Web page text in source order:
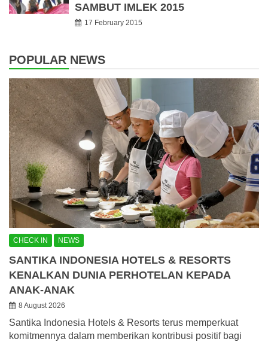
SAMBUT IMLEK 2015
17 February 2015
POPULAR NEWS
CHECK IN NEWS
SANTIKA INDONESIA HOTELS & RESORTS
KENALKAN DUNIA PERHOTELAN KEPADA
ANAK-ANAK
8 August 2026
Santika Indonesia Hotels & Resorts terus memperkuat
komitmennya dalam memberikan kontribusi positif bagi